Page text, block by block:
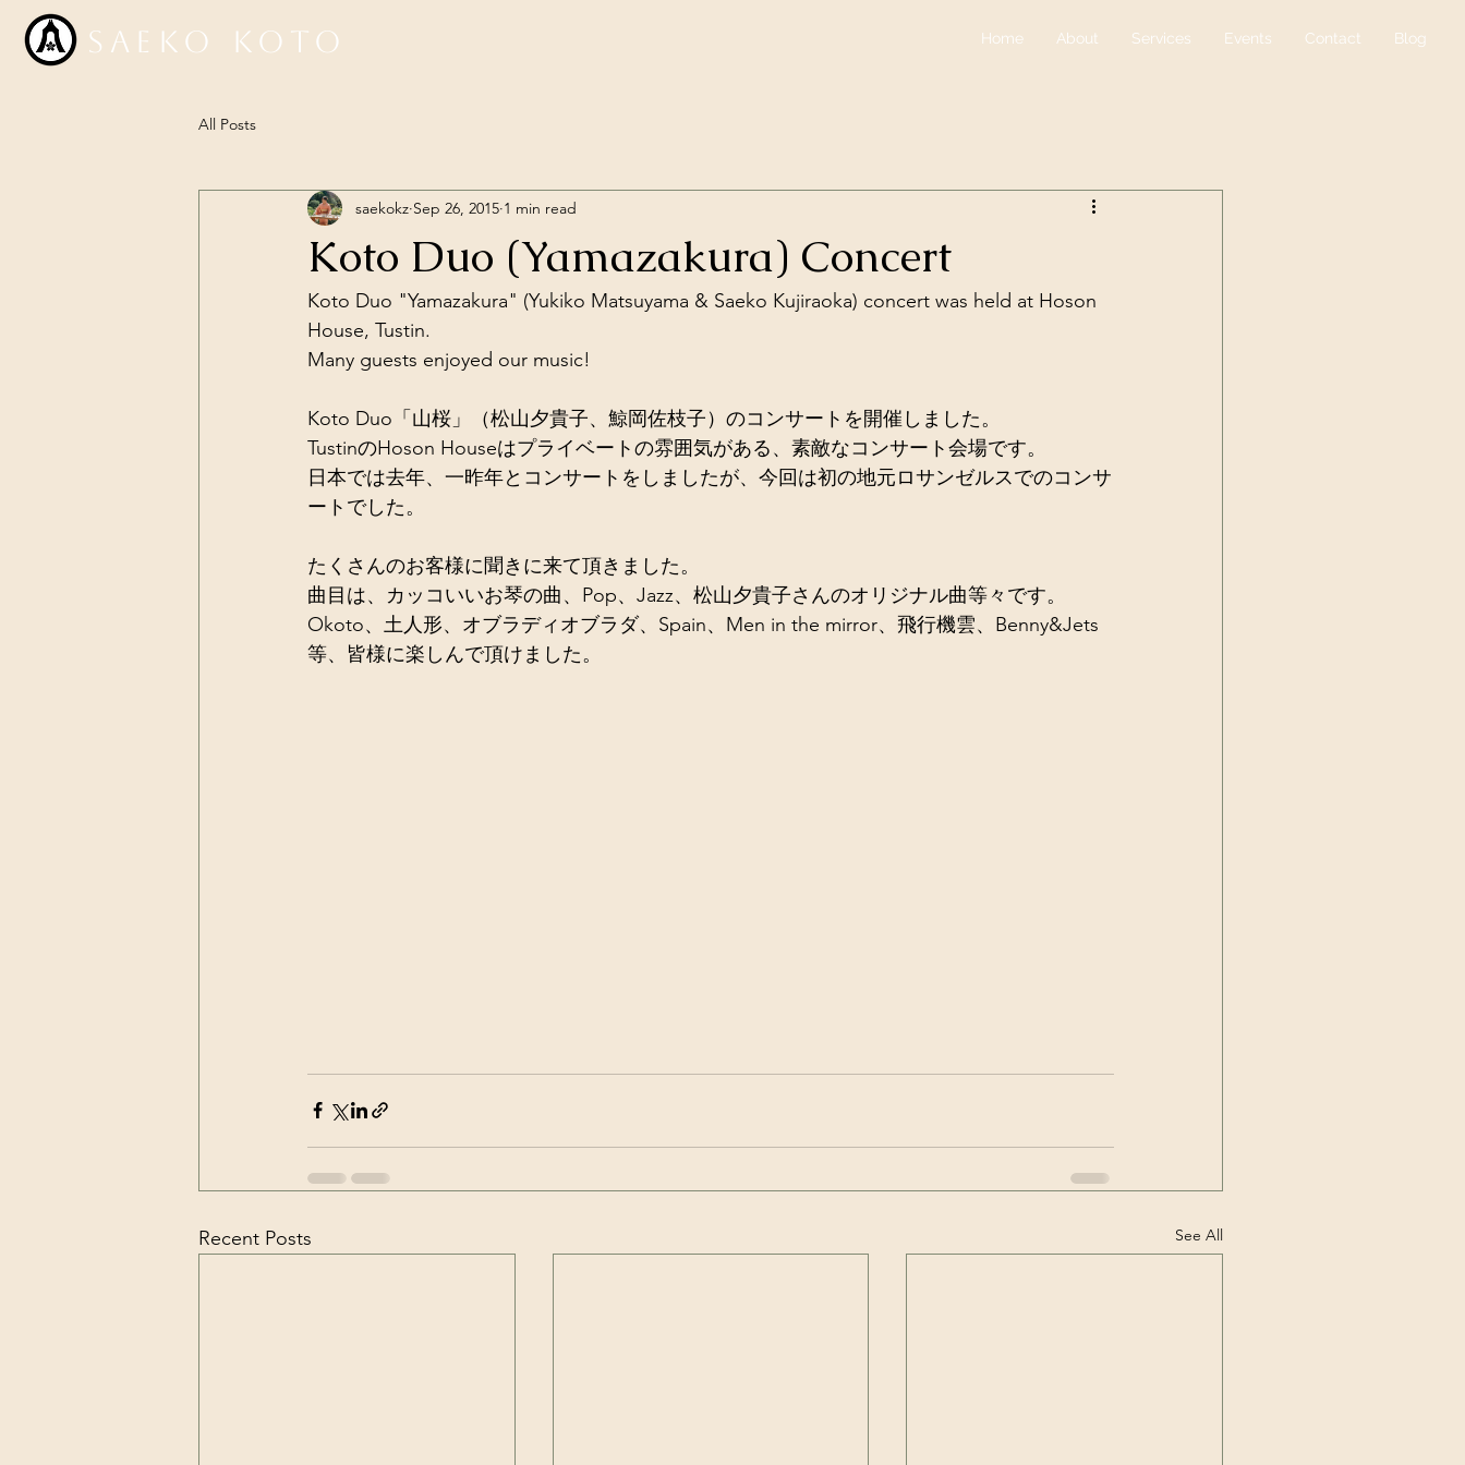
Saeko Koto Home About Services Events Contact Blog
All Posts
Koto Duo (Yamazakura) Concert
saekokz Sep 26, 2015 1 min read
Koto Duo "Yamazakura" (Yukiko Matsuyama & Saeko Kujiraoka) concert was held at Hoson
House, Tustin.
Many guests enjoyed our music!
Koto Duo「山桜」（松山夕貴子、鯨岡佐枝子）のコンサートを開催しました。
TustinのHoson Houseはプライベートの雰囲気がある、素敵なコンサート会場です。
日本では去年、一昨年とコンサートをしましたが、今回は初の地元ロサンゼルスでのコンサ
ートでした。
たくさんのお客様に聞きに来て頂きました。
曲目は、カッコいいお琴の曲、Pop、Jazz、松山夕貴子さんのオリジナル曲等々です。
Okoto、土人形、オブラディオブラダ、Spain、Men in the mirror、飛行機雲、Benny&Jets
等、皆様に楽しんで頂けました。
Recent Posts See All